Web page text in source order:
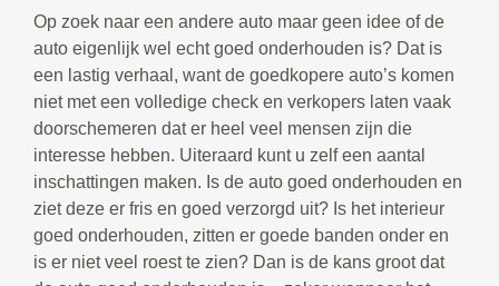
Op zoek naar een andere auto maar geen idee of de
auto eigenlijk wel echt goed onderhouden is? Dat is
een lastig verhaal, want de goedkopere auto’s komen
niet met een volledige check en verkopers laten vaak
doorschemeren dat er heel veel mensen zijn die
interesse hebben. Uiteraard kunt u zelf een aantal
inschattingen maken. Is de auto goed onderhouden en
ziet deze er fris en goed verzorgd uit? Is het interieur
goed onderhouden, zitten er goede banden onder en
is er niet veel roest te zien? Dan is de kans groot dat